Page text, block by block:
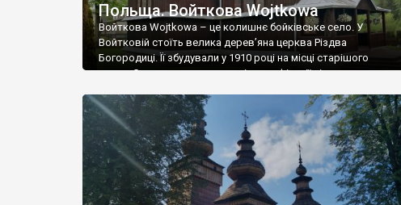
Польща. Войткова Wojtkowa
Войткова Wojtkowa – це колишнє бойківське село. У
Войтковій стоїть велика дерев’яна церква Різдва
Богородиці. Її збудували у 1910 році на місці старішого
храму. Стиль церкви польські класифікації відносять до так
модерн, із ухилом в український історизм, або ж український
модерн. Хоча він зовсім не схожий на еталони […]